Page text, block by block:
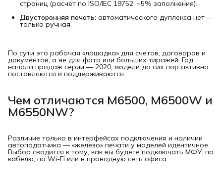
страниц (расчёт по ISO/IEC 19752, ~5% заполнения).
Двусторонняя печать: автоматического дуплекса нет —
только ручная.
По сути это рабочая «лошадка» для счетов, договоров и
документов, а не для фото или больших тиражей. Год
начала продаж серии — 2020, модели до сих пор активно
поставляются и поддерживаются.
Чем отличаются M6500, M6500W и
M6550NW?
Различие только в интерфейсах подключения и наличии
автоподатчика — «железо» печати у моделей идентичное.
Выбор сводится к тому, как вы будете подключать МФУ: по
кабелю, по Wi-Fi или в проводную сеть офиса.